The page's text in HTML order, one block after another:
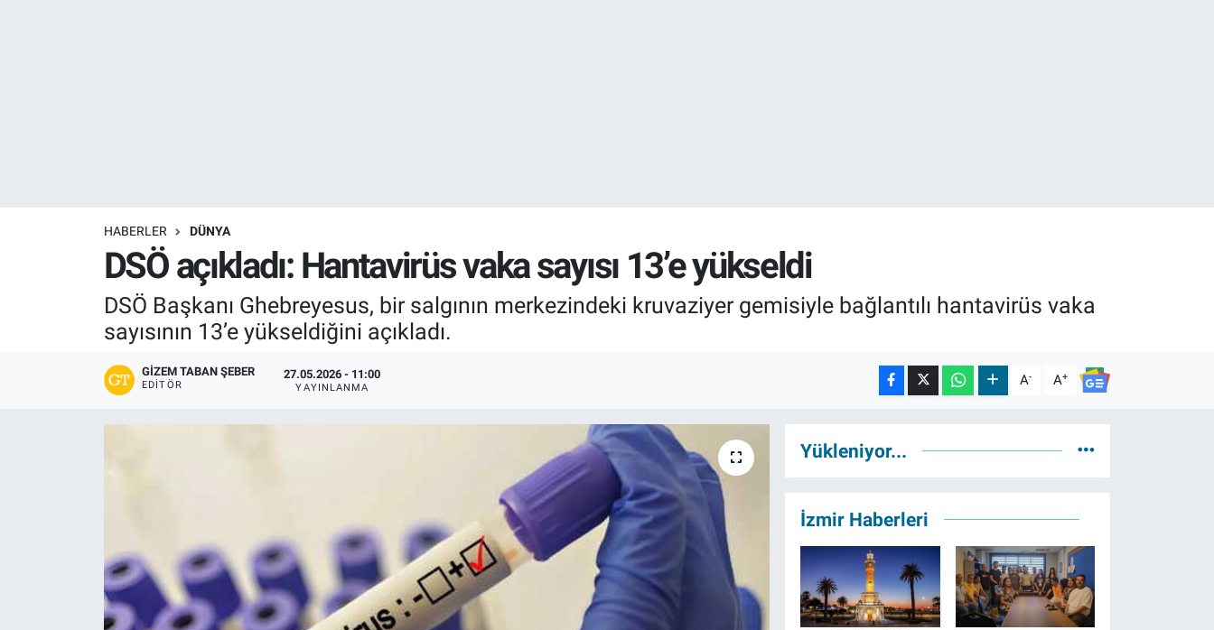
HABERLER DÜNYA
DSÖ açıkladı: Hantavirüs vaka sayısı 13’e yükseldi
DSÖ Başkanı Ghebreyesus, bir salgının merkezindeki kruvaziyer gemisiyle bağlantılı hantavirüs vaka
sayısının 13’e yükseldiğini açıkladı.
GIZEM TABAN ŞEBER
EDITÖR
27.05.2026 - 11:00
YAYINLANMA A- A+
Yükleniyor...
İzmir Haberleri